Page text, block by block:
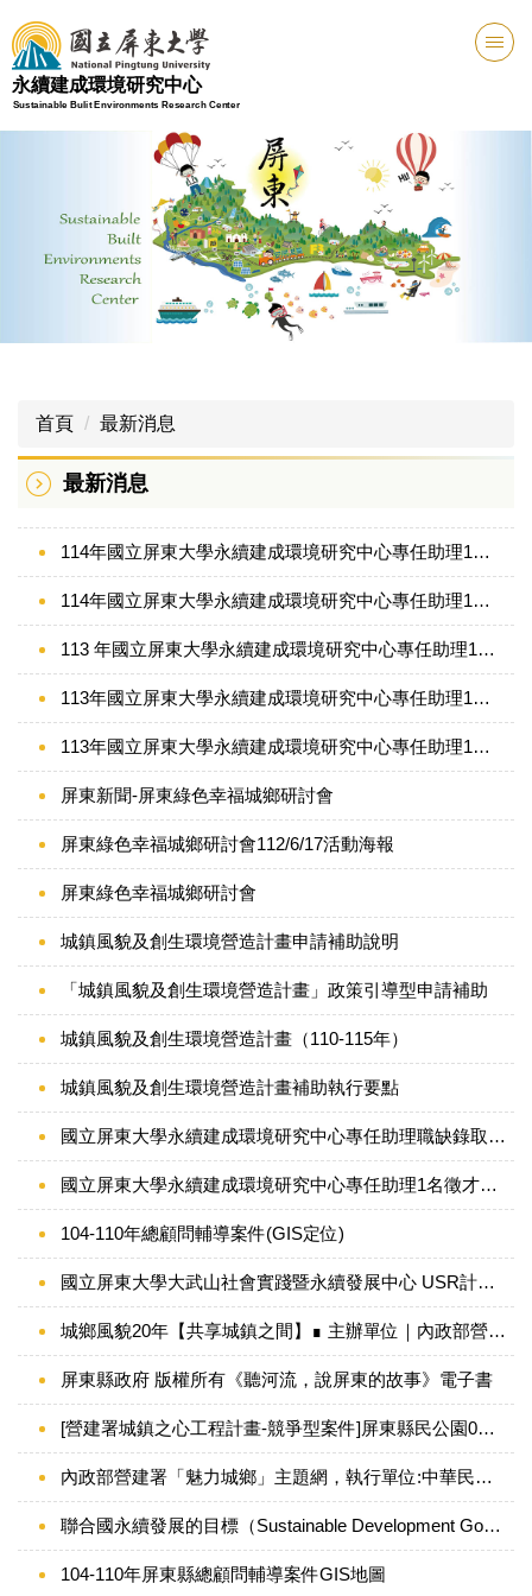
跳
到
主
要
內
永續建成環境研究中心
Sustainable Bulit Environments Research Center
首頁 最新消息
最新消息
114年國立屏東大學永續建成環境研究中心專任助理1名錄取公告
114年國立屏東大學永續建成環境研究中心專任助理1名徵才公告
113 年國立屏東大學永續建成環境研究中心專任助理1名徵才公告
113年國立屏東大學永續建成環境研究中心專任助理1名錄取公告
113年國立屏東大學永續建成環境研究中心專任助理1名徵才公告
屏東新聞-屏東綠色幸福城鄉研討會
屏東綠色幸福城鄉研討會112/6/17活動海報
屏東綠色幸福城鄉研討會
城鎮風貌及創生環境營造計畫申請補助說明
「城鎮風貌及創生環境營造計畫」政策引導型申請補助
城鎮風貌及創生環境營造計畫（110-115年）
城鎮風貌及創生環境營造計畫補助執行要點
國立屏東大學永續建成環境研究中心專任助理職缺錄取公告
國立屏東大學永續建成環境研究中心專任助理1名徵才公告
104-110年總顧問輔導案件(GIS定位)
國立屏東大學大武山社會實踐暨永續發展中心 USR計畫亮點成果
城鄉風貌20年【共享城鎮之間】∎ 主辦單位｜內政部營建署 ∎ 執行單位｜中華民國綠野生態保育協會
屏東縣政府 版權所有《聽河流，說屏東的故事》電子書
[營建署城鎮之心工程計畫-競爭型案件]屏東縣民公園0元景點屏東一日遊～網紅-Zoebitalk肉比頭
內政部營建署「魅力城鄉」主題網，執行單位:中華民國綠野生態保育協會 版權所有
聯合國永續發展的目標（Sustainable Development Goals, SDGs）17項永續發展目標
104-110年屏東縣總顧問輔導案件GIS地圖